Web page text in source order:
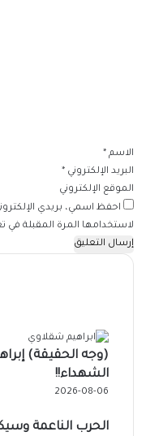
الاسم *
البريد الإلكتروني *
الموقع الإلكتروني
احفظ اسمي، بريدي
لاستخدامها المرة المقبلة في
(وجه الحقيقة)
الشهداء!!
2026-08-06
الحرب الناعمة